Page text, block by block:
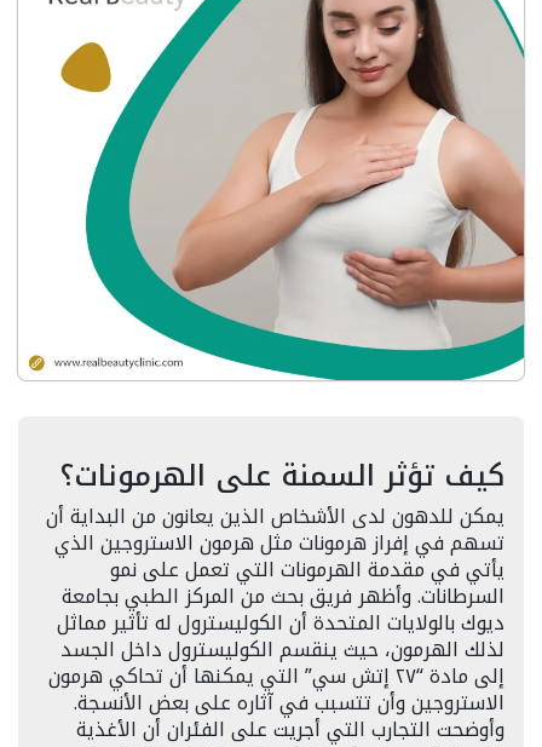
كيف تؤثر السمنة على الهرمونات؟
يمكن للدهون لدى الأشخاص الذين يعانون من البداية أن
تسهم في إفراز هرمونات مثل هرمون الاستروجين الذي
يأتي في مقدمة الهرمونات التي تعمل على نمو
السرطانات. وأظهر فريق بحث من المركز الطبي بجامعة
ديوك بالولايات المتحدة أن الكوليسترول له تأثير مماثل
لذلك الهرمون، حيث ينقسم الكوليسترول داخل الجسد
إلى مادة “٢٧ إتش سي” التي يمكنها أن تحاكي هرمون
الاستروجين وأن تتسبب في آثاره على بعض الأنسجة.
وأوضحت التجارب التي أجريت على الفئران أن الأغذية